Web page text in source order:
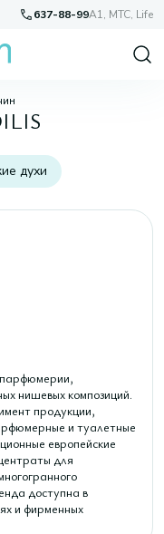
637-88-99A1, МТС, Life
духи
нишевых композиций.
продукции,
и туалетные
европейские
для
доступна в
и фирменных